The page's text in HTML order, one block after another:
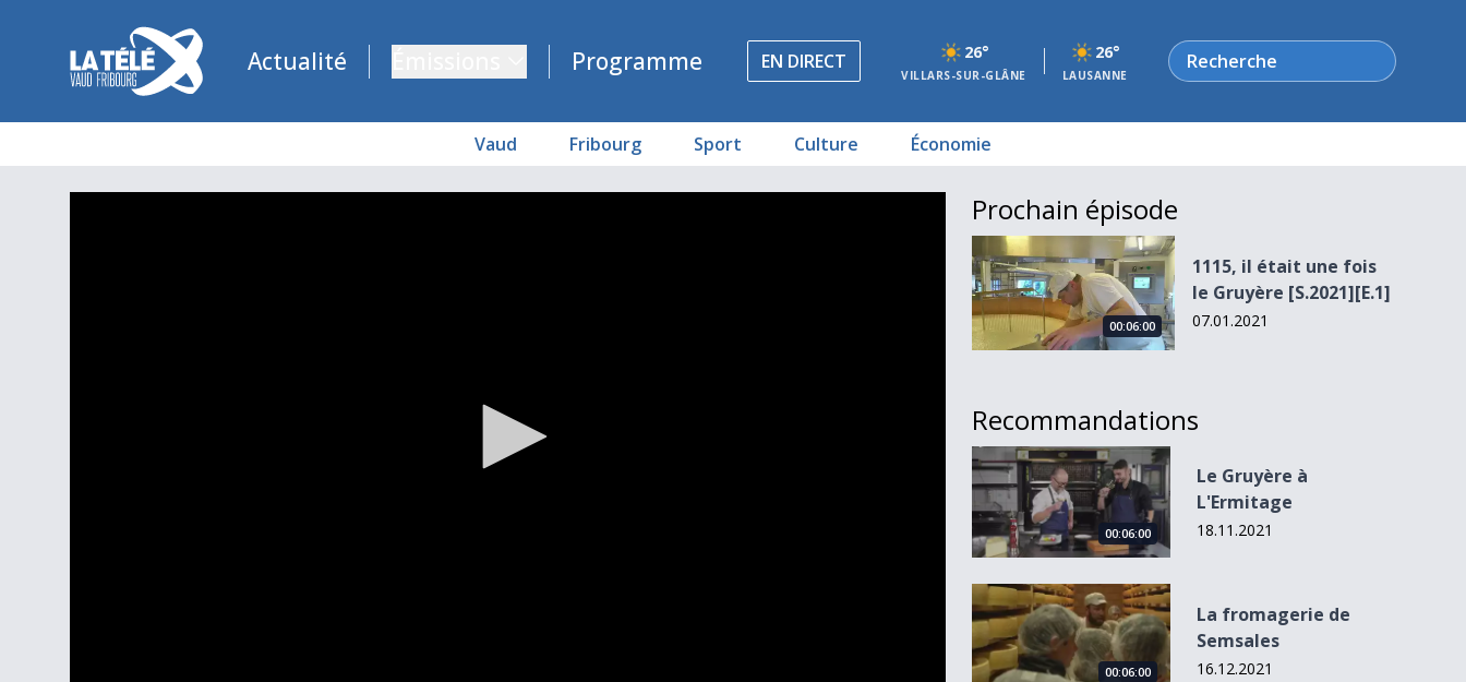
La Télé - Télévision régionale Vaud et Fribourg
Actualité Programme EN DIRECT 26°
VILLARS-SUR-GLÂNE
26°
LAUSANNE
Rechercher
Vaud Fribourg Sport Culture Économie
Prochain épisode
1115, il était une fois le Gruyère [S.2021][E.1]
00:06:00
1115, il était une fois
le Gruyère [S.2021][E.1]
07.01.2021
Recommandations
Le Gruyère à L&#039;Ermitage
00:06:00
Le Gruyère à
L'Ermitage
18.11.2021
La fromagerie de Semsales
00:06:00
La fromagerie de
Semsales
16.12.2021